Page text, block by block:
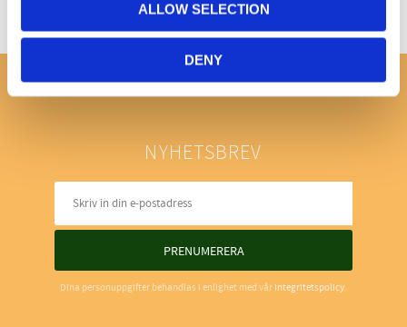
ALLOW SELECTION
DENY
NYHETSBREV
PRENUMERERA
Dina personuppgifter behandlas i enlighet med vår integritetspolicy.